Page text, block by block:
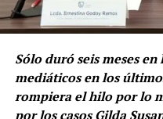
La determinación del
combatir al narcotráfico
decisión ya está tomada,
Sólo duró seis meses en
mediáticos en los
rompiera el hilo por lo
por los casos Gilda